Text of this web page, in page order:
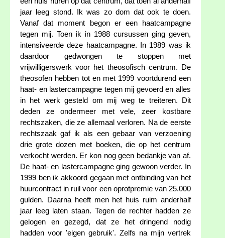
jaar leeg stond. Ik was zo dom dat ook te doen.
Vanaf dat moment begon er een haatcampagne
tegen mij. Toen ik in 1988 cursussen ging geven,
intensiveerde deze haatcampagne. In 1989 was ik
daardoor gedwongen te stoppen met
vrijwilligerswerk voor het theosofisch centrum. De
theosofen hebben tot en met 1999 voortdurend een
haat- en lastercampagne tegen mij gevoerd en alles
in het werk gesteld om mij weg te treiteren. Dit
deden ze ondermeer met vele, zeer kostbare
rechtszaken, die ze allemaal verloren. Na de eerste
rechtszaak gaf ik als een gebaar van verzoening
drie grote dozen met boeken, die op het centrum
verkocht werden. Er kon nog geen bedankje van af.
De haat- en lastercampagne ging gewoon verder. In
1999 ben ik akkoord gegaan met ontbinding van het
huurcontract in ruil voor een oprotpremie van 25.000
gulden. Daarna heeft men het huis ruim anderhalf
jaar leeg laten staan. Tegen de rechter hadden ze
gelogen en gezegd, dat ze het dringend nodig
hadden voor 'eigen gebruik'. Zelfs na mijn vertrek